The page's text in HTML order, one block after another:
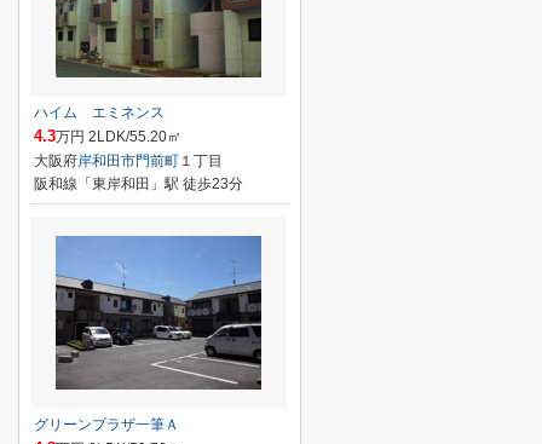
ハイム エミネンス
4.3万円 2LDK/55.20㎡
大阪府岸和田市門前町 １丁目
阪和線「東岸和田」駅 徒歩23分
グリーンプラザ一筆Ａ